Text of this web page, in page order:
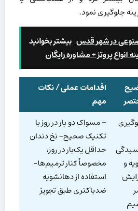
جلوگیری نمود.
بیشتر بخوانید در شهر قدس
اقدامات عملی / نکات
مهم
و
– مسواک دو بار در روز با
تکنیک صحیح- نخ دندان
حداقل یک‌بار در روز،
مخصوصاً کنار ترمیم‌ها-
استفاده از دهانشویه
ضدباکتری طبق تجویز